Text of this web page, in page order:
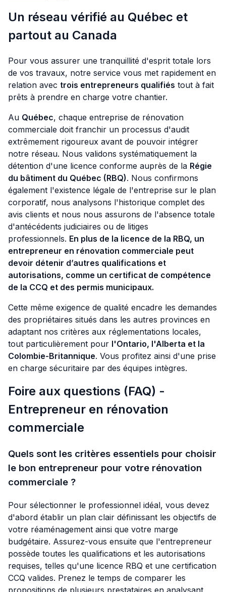
Un réseau vérifié au Québec et
partout au Canada
Pour vous assurer une tranquillité d'esprit totale lors
de vos travaux, notre service vous met rapidement en
relation avec trois entrepreneurs qualifiés tout à fait
prêts à prendre en charge votre chantier.
Au Québec, chaque entreprise de rénovation
commerciale doit franchir un processus d'audit
extrêmement rigoureux avant de pouvoir intégrer
notre réseau. Nous validons systématiquement la
détention d'une licence conforme auprès de la Régie
du bâtiment du Québec (RBQ). Nous confirmons
également l'existence légale de l'entreprise sur le plan
corporatif, nous analysons l'historique complet des
avis clients et nous nous assurons de l'absence totale
d'antécédents judiciaires ou de litiges
professionnels. En plus de la licence de la RBQ, un
entrepreneur en rénovation commerciale peut
devoir détenir d’autres qualifications et
autorisations, comme un certificat de compétence
de la CCQ et des permis municipaux.
Cette même exigence de qualité encadre les demandes
des propriétaires situés dans les autres provinces en
adaptant nos critères aux réglementations locales,
tout particulièrement pour l'Ontario, l'Alberta et la
Colombie-Britannique. Vous profitez ainsi d'une prise
en charge sécuritaire par des équipes intègres.
Foire aux questions (FAQ) -
Entrepreneur en rénovation
commerciale
Quels sont les critères essentiels pour choisir
le bon entrepreneur pour votre rénovation
commerciale ?
Pour sélectionner le professionnel idéal, vous devez
d'abord établir un plan clair définissant les objectifs de
votre réaménagement ainsi que votre marge
budgétaire. Assurez-vous ensuite que l'entrepreneur
possède toutes les qualifications et les autorisations
requises, telles qu'une licence RBQ et une certification
CCQ valides. Prenez le temps de comparer les
propositions de plusieurs prestataires en analysant